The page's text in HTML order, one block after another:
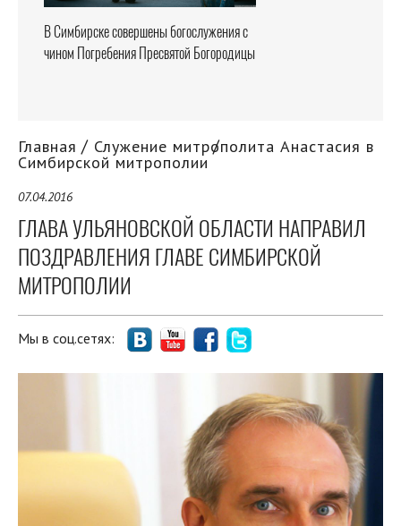
В Симбирске совершены богослужения с
чином Погребения Пресвятой Богородицы
Главная Служение митрополита Анастасия в
Симбирской митрополии
07.04.2016
ГЛАВА УЛЬЯНОВСКОЙ ОБЛАСТИ НАПРАВИЛ
ПОЗДРАВЛЕНИЯ ГЛАВЕ СИМБИРСКОЙ
МИТРОПОЛИИ
Мы в соц.сетях: